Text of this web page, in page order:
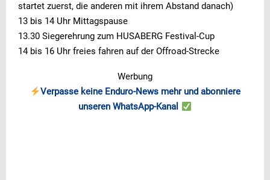
startet zuerst, die anderen mit ihrem Abstand danach)
13 bis 14 Uhr Mittagspause
13.30 Siegerehrung zum HUSABERG Festival-Cup
14 bis 16 Uhr freies fahren auf der Offroad-Strecke
Werbung
Verpasse keine Enduro-News mehr und abonniere
unseren WhatsApp-Kanal